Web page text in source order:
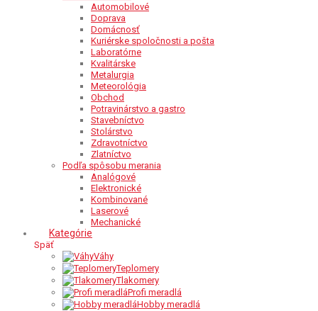
Automobilové
Doprava
Domácnosť
Kuriérske spoločnosti a pošta
Laboratórne
Kvalitárske
Metalurgia
Meteorológia
Obchod
Potravinárstvo a gastro
Stavebníctvo
Stolárstvo
Zdravotníctvo
Zlatníctvo
Podľa spôsobu merania
Analógové
Elektronické
Kombinované
Laserové
Mechanické
Kategórie
Späť
Váhy
Teplomery
Tlakomery
Profi meradlá
Hobby meradlá